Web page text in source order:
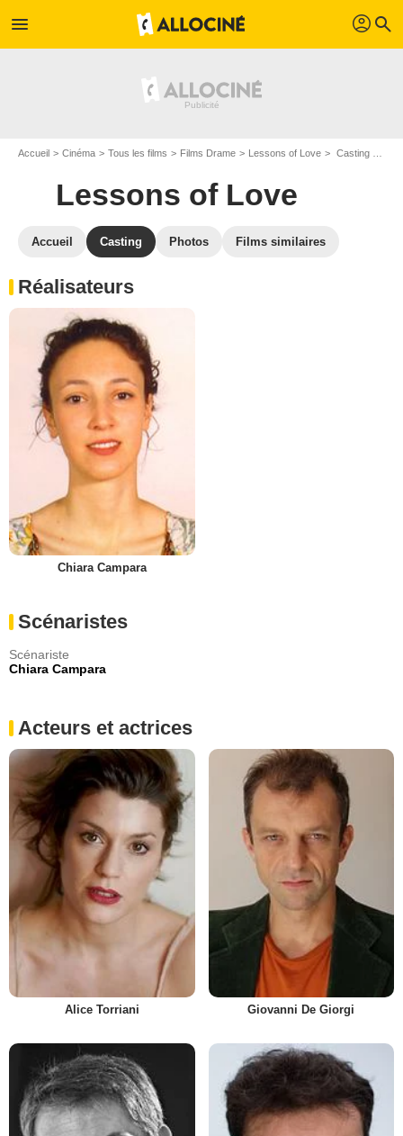
menu profil search
Accueil Cinéma Tous les films Films Drame Lessons of Love Casting Lessons of Love
Lessons of Love
Accueil Casting Photos Films similaires
Réalisateurs
Chiara Campara
Scénaristes
Scénariste
Chiara Campara
Acteurs et actrices
Alice Torriani Giovanni De Giorgi